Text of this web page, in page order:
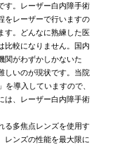
す。レーザー白内障手術
をレーザーで行いますの
す。どんなに熟練した医
比較になりません。国内
関がわずかしかないた
しいのが現状です。当院
導入していますので、
は、レーザー白内障手術
る多焦点レンズを使用す
レンズの性能を最大限に